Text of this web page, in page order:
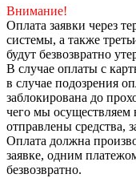
Внимание!
Оплата заявки через
системы, а также
будут безвозвратно
В случае оплаты с
в случае подозрения
заблокирована до
чего мы осуществляем
отправлены средства,
Оплата должна
заявке, одним
безвозвратно.